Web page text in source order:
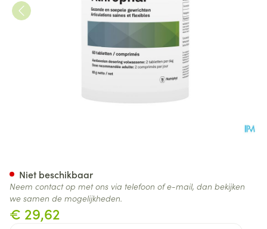
€ 29,62
Niet beschikbaar
Neem contact op met ons via telefoon of e-mail, dan bekijken
we samen de mogelijkheden.